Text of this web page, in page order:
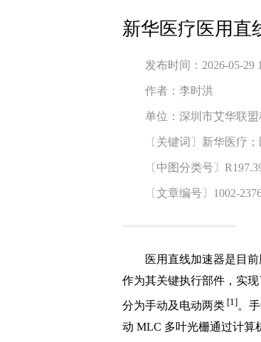
新华医疗医用直
发布时间：2026-05-
作者：李时洪
单位：深圳市艾华联盟
〔关键词〕新华医疗
〔中图分类号〕
〔文章编号〕1002-
医用直线加速器是目前
作为其关键执行部件，实
分为手动及电动两类 [1]。
动 MLC 多叶光栅通过计算